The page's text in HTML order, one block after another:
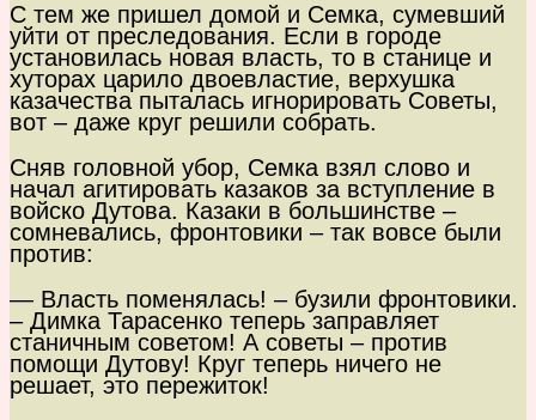
С тем же пришел домой и Семка, сумевший
уйти от преследования. Если в городе
установилась новая власть, то в станице и
хуторах царило двоевластие, верхушка
казачества пыталась игнорировать Советы,
вот – даже круг решили собрать.
Сняв головной убор, Семка взял слово и
начал агитировать казаков за вступление в
войско Дутова. Казаки в большинстве –
сомневались, фронтовики – так вовсе были
против:
— Власть поменялась! – бузили фронтовики.
– Димка Тарасенко теперь заправляет
станичным советом! А советы – против
помощи Дутову! Круг теперь ничего не
решает, это пережиток!